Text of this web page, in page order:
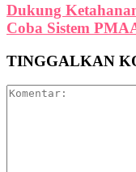
Dukung
Coba Sistem
TINGGALKAN